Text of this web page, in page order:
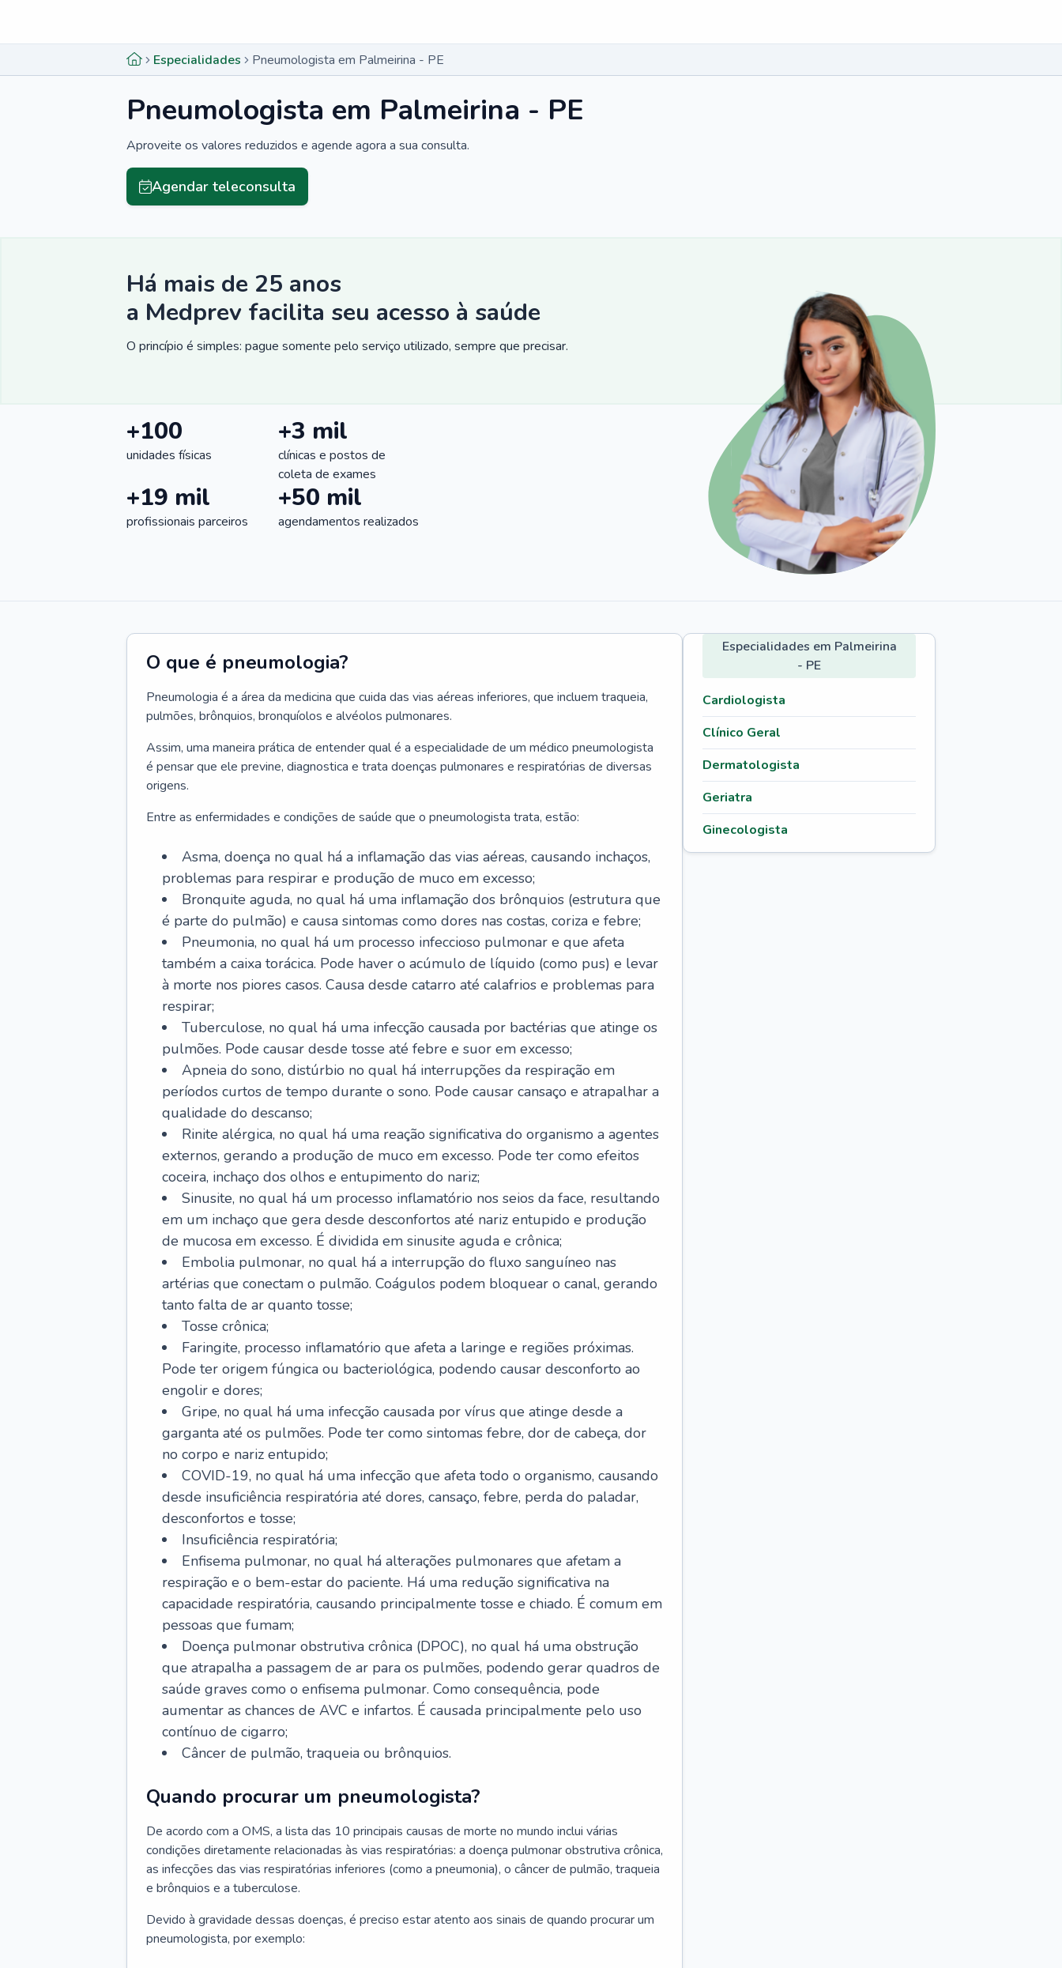
Especialidades Pneumologista em Palmeirina - PE
Pneumologista em Palmeirina - PE
Aproveite os valores reduzidos e agende agora a sua consulta.
Agendar teleconsulta
Há mais de 25 anos
a Medprev facilita seu acesso à saúde
O princípio é simples: pague somente pelo serviço utilizado, sempre que precisar.
+100
unidades físicas
+3 mil
clínicas e postos de
coleta de exames
+19 mil
profissionais parceiros
+50 mil
agendamentos realizados
O que é pneumologia?
Pneumologia é a área da medicina que cuida das vias aéreas inferiores, que incluem traqueia,
pulmões, brônquios, bronquíolos e alvéolos pulmonares.
Assim, uma maneira prática de entender qual é a especialidade de um médico pneumologista
é pensar que ele previne, diagnostica e trata doenças pulmonares e respiratórias de diversas
origens.
Entre as enfermidades e condições de saúde que o pneumologista trata, estão:
Asma, doença no qual há a inflamação das vias aéreas, causando inchaços,
problemas para respirar e produção de muco em excesso;
Bronquite aguda, no qual há uma inflamação dos brônquios (estrutura que
é parte do pulmão) e causa sintomas como dores nas costas, coriza e febre;
Pneumonia, no qual há um processo infeccioso pulmonar e que afeta
também a caixa torácica. Pode haver o acúmulo de líquido (como pus) e levar
à morte nos piores casos. Causa desde catarro até calafrios e problemas para
respirar;
Tuberculose, no qual há uma infecção causada por bactérias que atinge os
pulmões. Pode causar desde tosse até febre e suor em excesso;
Apneia do sono, distúrbio no qual há interrupções da respiração em
períodos curtos de tempo durante o sono. Pode causar cansaço e atrapalhar a
qualidade do descanso;
Rinite alérgica, no qual há uma reação significativa do organismo a agentes
externos, gerando a produção de muco em excesso. Pode ter como efeitos
coceira, inchaço dos olhos e entupimento do nariz;
Sinusite, no qual há um processo inflamatório nos seios da face, resultando
em um inchaço que gera desde desconfortos até nariz entupido e produção
de mucosa em excesso. É dividida em sinusite aguda e crônica;
Embolia pulmonar, no qual há a interrupção do fluxo sanguíneo nas
artérias que conectam o pulmão. Coágulos podem bloquear o canal, gerando
tanto falta de ar quanto tosse;
Tosse crônica;
Faringite, processo inflamatório que afeta a laringe e regiões próximas.
Pode ter origem fúngica ou bacteriológica, podendo causar desconforto ao
engolir e dores;
Gripe, no qual há uma infecção causada por vírus que atinge desde a
garganta até os pulmões. Pode ter como sintomas febre, dor de cabeça, dor
no corpo e nariz entupido;
COVID-19, no qual há uma infecção que afeta todo o organismo, causando
desde insuficiência respiratória até dores, cansaço, febre, perda do paladar,
desconfortos e tosse;
Insuficiência respiratória;
Enfisema pulmonar, no qual há alterações pulmonares que afetam a
respiração e o bem-estar do paciente. Há uma redução significativa na
capacidade respiratória, causando principalmente tosse e chiado. É comum em
pessoas que fumam;
Doença pulmonar obstrutiva crônica (DPOC), no qual há uma obstrução
que atrapalha a passagem de ar para os pulmões, podendo gerar quadros de
saúde graves como o enfisema pulmonar. Como consequência, pode
aumentar as chances de AVC e infartos. É causada principalmente pelo uso
contínuo de cigarro;
Câncer de pulmão, traqueia ou brônquios.
Quando procurar um pneumologista?
De acordo com a OMS, a lista das 10 principais causas de morte no mundo inclui várias
condições diretamente relacionadas às vias respiratórias: a doença pulmonar obstrutiva crônica,
as infecções das vias respiratórias inferiores (como a pneumonia), o câncer de pulmão, traqueia
e brônquios e a tuberculose.
Devido à gravidade dessas doenças, é preciso estar atento aos sinais de quando procurar um
pneumologista, por exemplo:
Especialidades em Palmeirina
- PE
Cardiologista
Clínico Geral
Dermatologista
Geriatra
Ginecologista